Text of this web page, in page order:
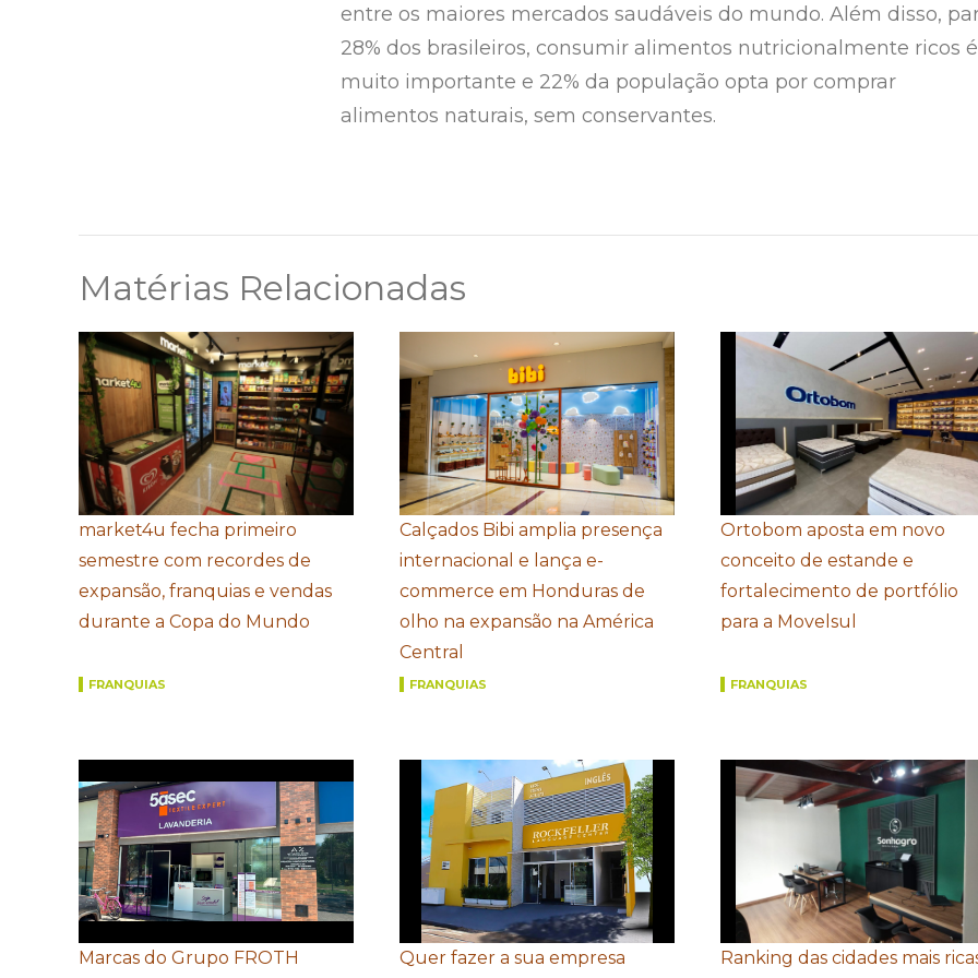
entre os maiores mercados saudáveis do mundo. Além disso,
28% dos brasileiros, consumir alimentos nutricionalmente ricos é
muito importante e 22% da população opta por comprar
alimentos naturais, sem conservantes.
Matérias Relacionadas
market4u fecha primeiro
semestre com recordes de
expansão, franquias e vendas
durante a Copa do Mundo
FRANQUIAS
Calçados Bibi amplia presença
internacional e lança e-
commerce em Honduras de
olho na expansão na América
Central
FRANQUIAS
Ortobom aposta em novo
conceito de estande e
fortalecimento de portfólio
para a Movelsul
FRANQUIAS
Marcas do Grupo FROTH Quer fazer a sua empresa Ranking das cidades mais